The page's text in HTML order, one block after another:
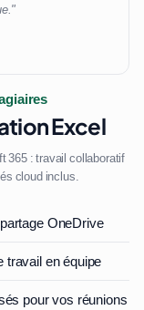
Excel
365 : travail collaboratif
cloud inclus.
OneDrive
travail en équipe
pour vos réunions